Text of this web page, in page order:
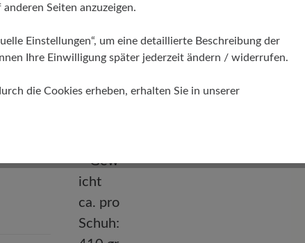
Comfort - Weite Passform (H) - Für
Seiten anzuzeigen.
Einstellungen“, um eine detaillierte Beschreibung der
Ihre Einwilligung später jederzeit ändern / widerrufen.
die Cookies erheben, erhalten Sie in unserer